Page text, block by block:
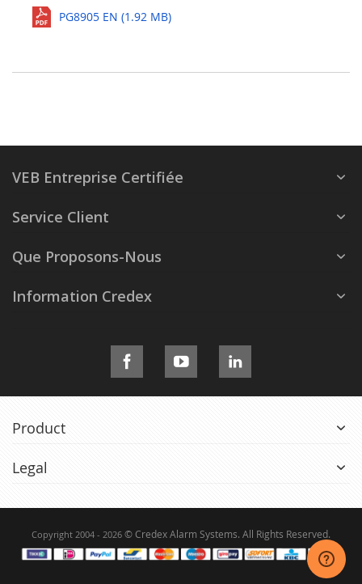
PG8905 EN (1.92 MB)
VEB Entreprise Certifiée
Service Client
Que Proposons-Nous
Information Credex
Product
Legal
Copyright 2004 - 2026 © Credex Alarm Systems. All Rights Reserved.